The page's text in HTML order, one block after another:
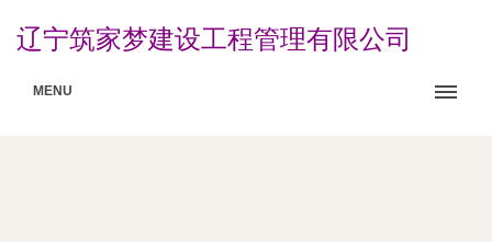
辽宁筑家梦建设工程管理有限公司
MENU